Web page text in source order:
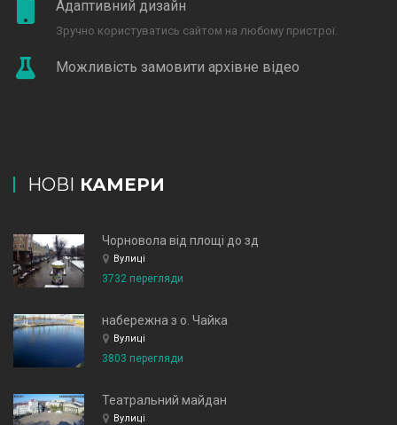
Адаптивний дизайн
Зручно користуватись сайтом на любому пристрої.
Можливість замовити архівне відео
НОВІ КАМЕРИ
Чорновола від площі до зд
Вулиці
3732 перегляди
набережна з о. Чайка
Вулиці
3803 перегляди
Театральний майдан
Вулиці